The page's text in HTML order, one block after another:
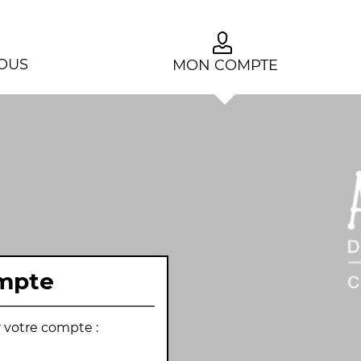
MON COMPTE
votre compte :